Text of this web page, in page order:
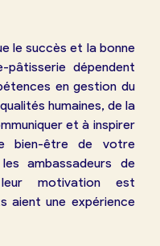
le succès et la bonne
dépendent
en gestion du
humaines, de la
et à inspirer
bien-être de votre
ambassadeurs de
motivation est
aient une expérience